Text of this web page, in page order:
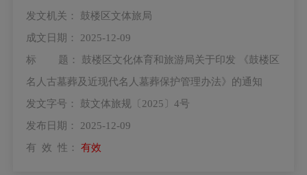
发文机关： 鼓楼区文体旅局
成文日期： 2025-12-09
标 题： 鼓楼区文化体育和旅游局关于印发 《鼓楼区
名人古墓葬及近现代名人墓葬保护管理办法》的通知
发文字号： 鼓文体旅规〔2025〕4号
发布日期： 2025-12-09
有 效 性： 有效